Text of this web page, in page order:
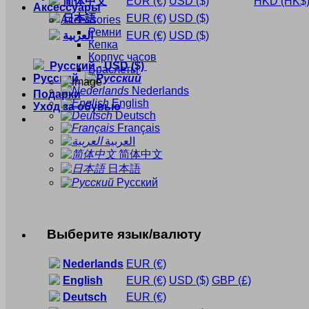
日本語
EUR (€) USD ($)
العربية
EUR (€) USD ($)
Русский-USD ($)
Русский
Nederlands
English
Deutsch
Français
العربية
简体中文
日本語
Русский
Выберите язык/валюту
Nederlands EUR (€)
English
EUR (€) USD ($) GBP (£)
Deutsch
EUR (€)
Аксессуары
Accessories
Ремни
Кепка
Корпус часов
Браслеты
Подарки
Уход за обувью